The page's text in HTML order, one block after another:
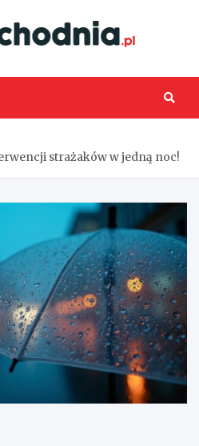
strażaków w jedną noc!